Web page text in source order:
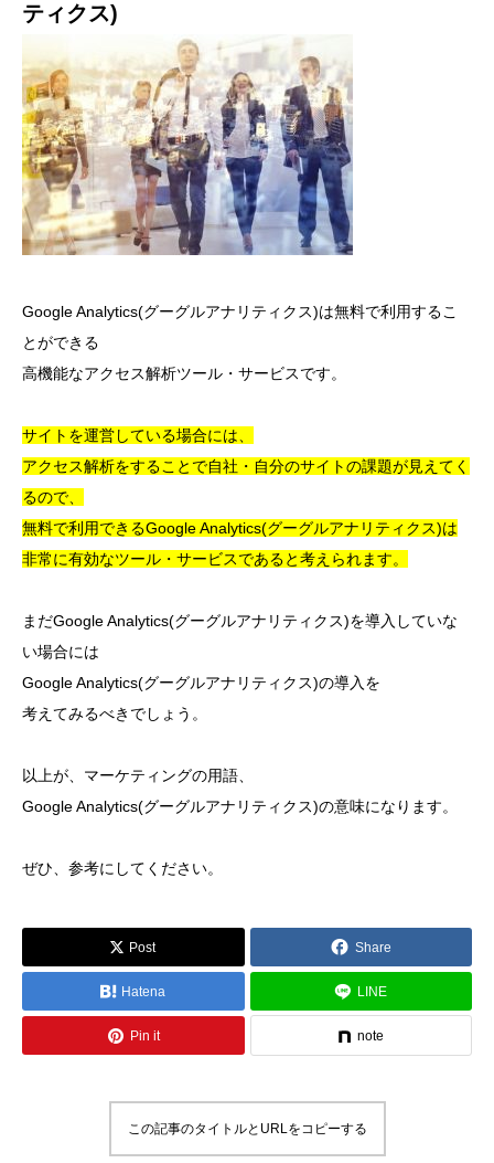
ティクス)
Google Analytics(グーグルアナリティクス)は無料で利用するこ
とができる
高機能なアクセス解析ツール・サービスです。
サイトを運営している場合には、
アクセス解析をすることで自社・自分のサイトの課題が見えてく
るので、
無料で利用できるGoogle Analytics(グーグルアナリティクス)は
非常に有効なツール・サービスであると考えられます。
まだGoogle Analytics(グーグルアナリティクス)を導入していな
い場合には
Google Analytics(グーグルアナリティクス)の導入を
考えてみるべきでしょう。
以上が、マーケティングの用語、
Google Analytics(グーグルアナリティクス)の意味になります。
ぜひ、参考にしてください。
Post Share
Hatena LINE
Pin it note
この記事のタイトルとURLをコピーする